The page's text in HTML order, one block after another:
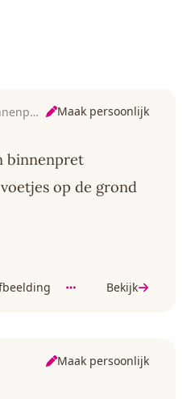
Na negen maanden binnenpret Maak persoonlijk
binnenpret
op de grond
Bekijk
Maak persoonlijk